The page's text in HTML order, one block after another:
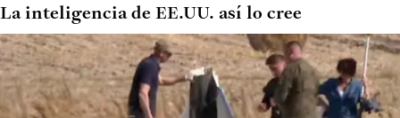
La inteligencia de EE.UU. así lo cree